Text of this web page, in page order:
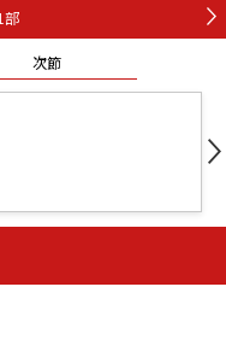
部
次節
石人の星